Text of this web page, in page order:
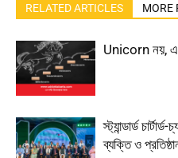
RELATED ARTICLES MORE
Unicorn নয়,
স্ট্যান্ডার্ড
ব্যক্তি ও